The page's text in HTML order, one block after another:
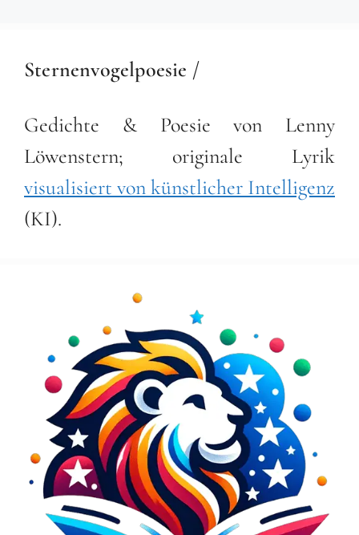
Sternenvogelpoesie /
Gedichte & Poesie von Lenny
Löwenstern; originale Lyrik
visualisiert von künstlicher Intelligenz
(KI).